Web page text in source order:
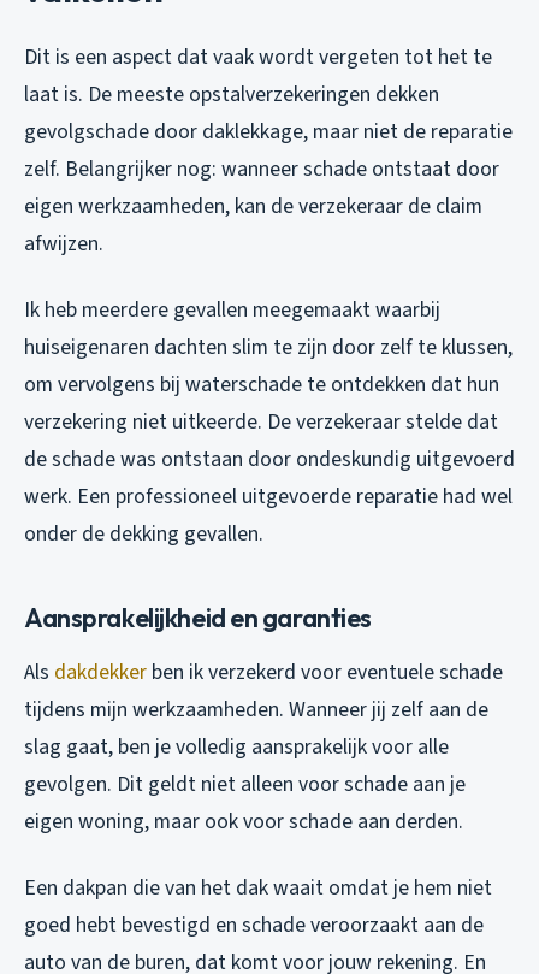
Dit is een aspect dat vaak wordt vergeten tot het te
laat is. De meeste opstalverzekeringen dekken
gevolgschade door daklekkage, maar niet de reparatie
zelf. Belangrijker nog: wanneer schade ontstaat door
eigen werkzaamheden, kan de verzekeraar de claim
afwijzen.
Ik heb meerdere gevallen meegemaakt waarbij
huiseigenaren dachten slim te zijn door zelf te klussen,
om vervolgens bij waterschade te ontdekken dat hun
verzekering niet uitkeerde. De verzekeraar stelde dat
de schade was ontstaan door ondeskundig uitgevoerd
werk. Een professioneel uitgevoerde reparatie had wel
onder de dekking gevallen.
Aansprakelijkheid en garanties
Als dakdekker ben ik verzekerd voor eventuele schade
tijdens mijn werkzaamheden. Wanneer jij zelf aan de
slag gaat, ben je volledig aansprakelijk voor alle
gevolgen. Dit geldt niet alleen voor schade aan je
eigen woning, maar ook voor schade aan derden.
Een dakpan die van het dak waait omdat je hem niet
goed hebt bevestigd en schade veroorzaakt aan de
auto van de buren, dat komt voor jouw rekening. En